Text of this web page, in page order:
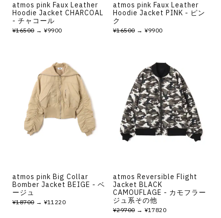
atmos pink Faux Leather
Hoodie Jacket CHARCOAL
- チャコール
¥16500→ ¥9900
atmos pink Faux Leather
Hoodie Jacket PINK - ピン
ク
¥16500→ ¥9900
atmos pink Big Collar
Bomber Jacket BEIGE - ベ
ージュ
¥18700→ ¥11220
atmos Reversible Flight
Jacket BLACK
CAMOUFLAGE - カモフラー
ジュ系その他
¥29700→ ¥17820